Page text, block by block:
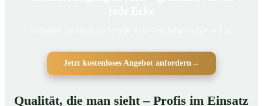
Jetzt kostenloses Angebot anfordern →
Qualität, die man sieht – Profis im Einsatz